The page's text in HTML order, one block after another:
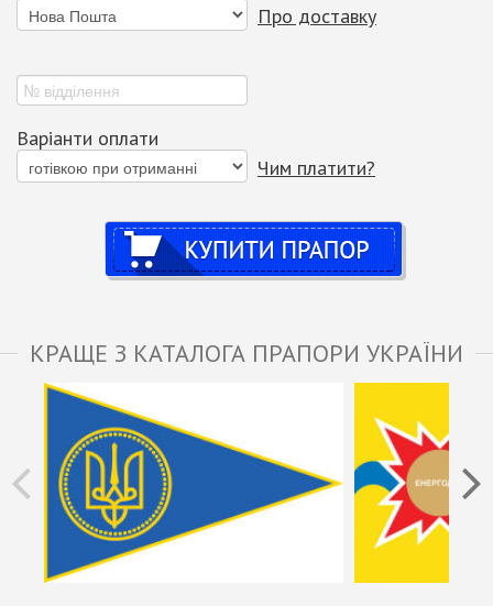
Про доставку
Варіанти оплати
Чим платити?
Купити
КРАЩЕ З КАТАЛОГА ПРАПОРИ УКРАЇНИ